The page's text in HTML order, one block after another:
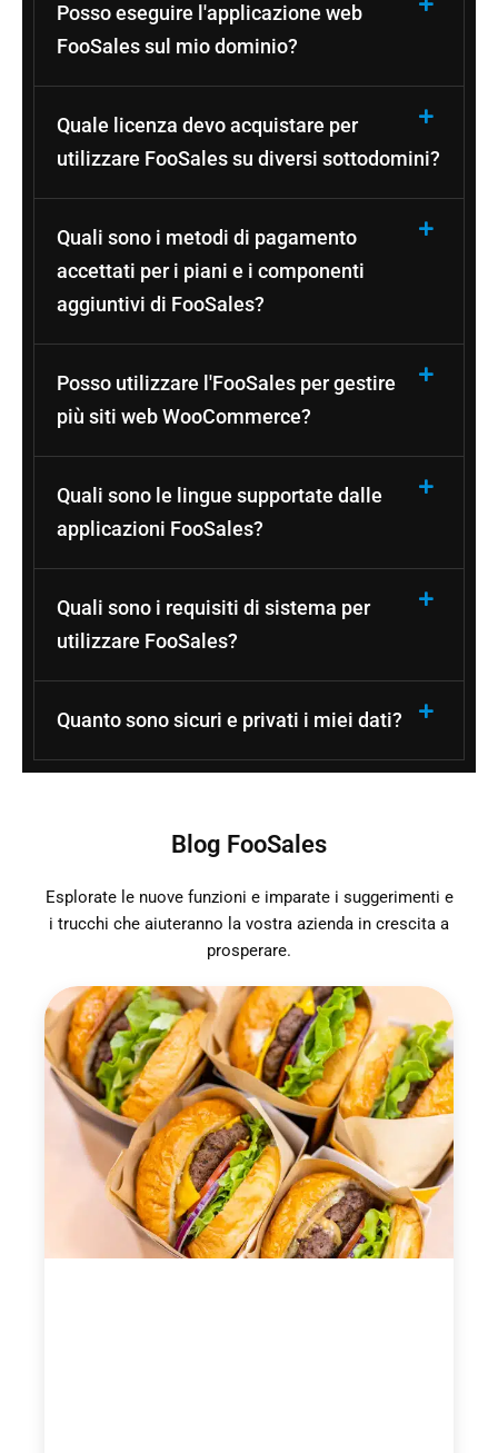
Posso eseguire l'applicazione web
FooSales sul mio dominio?
Quale licenza devo acquistare per
utilizzare FooSales su diversi sottodomini?
Quali sono i metodi di pagamento
accettati per i piani e i componenti
aggiuntivi di FooSales?
Posso utilizzare l'FooSales per gestire
più siti web WooCommerce?
Quali sono le lingue supportate dalle
applicazioni FooSales?
Quali sono i requisiti di sistema per
utilizzare FooSales?
Quanto sono sicuri e privati i miei dati?
Blog FooSales
Esplorate le nuove funzioni e imparate i suggerimenti e
i trucchi che aiuteranno la vostra azienda in crescita a
prosperare.